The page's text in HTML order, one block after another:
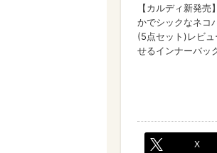
X